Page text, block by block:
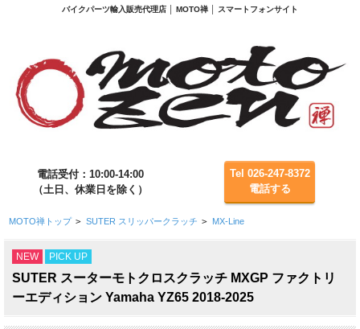
バイクパーツ輸入販売代理店 │ MOTO禅 │ スマートフォンサイト
電話受付：10:00-14:00
（土日、休業日を除く）
Tel 026-247-8372
電話する
MOTO禅トップ > SUTER スリッパークラッチ > MX-Line
NEW PICK UP
SUTER スーターモトクロスクラッチ MXGP ファクトリ
ーエディション Yamaha YZ65 2018-2025